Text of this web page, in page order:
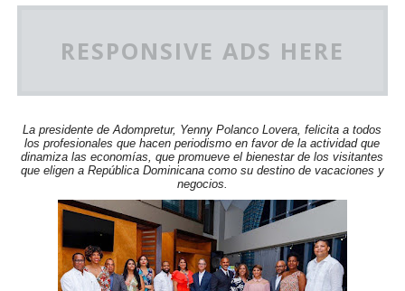
RESPONSIVE ADS HERE
La presidente de Adompretur, Yenny Polanco Lovera, felicita a todos
los profesionales que hacen periodismo en favor de la actividad que
dinamiza las economías, que promueve el bienestar de los visitantes
que eligen a República Dominicana como su destino de vacaciones y
negocios.